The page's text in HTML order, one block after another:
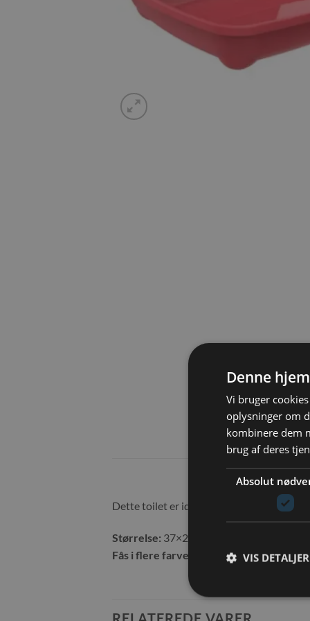
Dette toilet er ideelt til små kaniner og
Størrelse: 37×27,9×6,2 cm
Fås i flere farver:
Se her!
Denne
Vi bruger
oplysninger om
kombinere dem
brug af deres
Absolut
VIS DETALJER